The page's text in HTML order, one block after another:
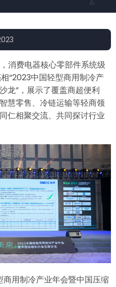
消费电器核心零部件系统级
“2023中国轻型商用制冷产
龙”，展示了覆盖商超便利
慧零售、冷链运输等轻商领
仁相聚交流、共同探讨行业
用制冷产业年会暨中国压缩